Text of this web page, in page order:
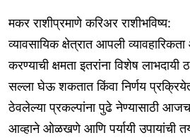
मकर राशीप्रमाणे करिअर राशीभविष्य:
व्यावसायिक क्षेत्रात आपली
करण्याची क्षमता इतरांना विशेष
सल्ला घेऊ शकतात किंवा निर्णय
ठेवलेल्या प्रकल्पांना पुढे नेण्यासाठी
आव्हाने ओळखणे आणि पर्यायी उपायांची